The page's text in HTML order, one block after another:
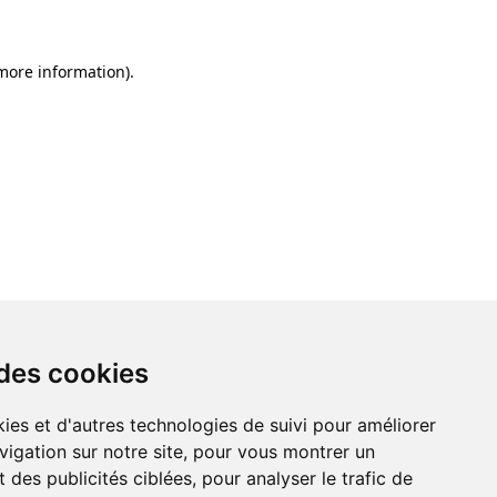
cookies
et d'autres technologies de suivi pour améliorer
sur notre site, pour vous montrer un
des publicités ciblées, pour analyser le trafic de
information).